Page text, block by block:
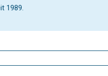
1989.